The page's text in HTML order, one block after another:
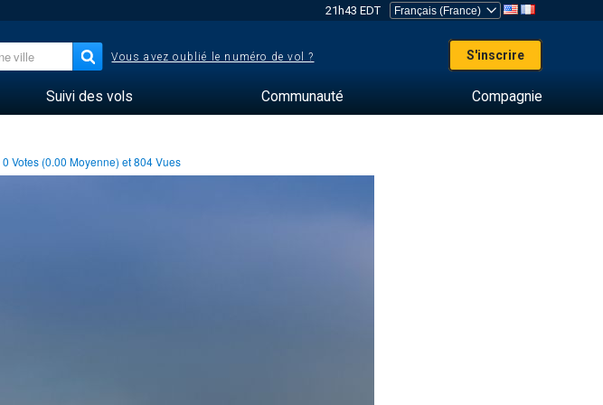
21h43 EDT
Vous avez oublié le numéro de vol ? S'inscrire
Suivi des vols Communauté Compagnie
0 Votes (0.00 Moyenne) et804Vues